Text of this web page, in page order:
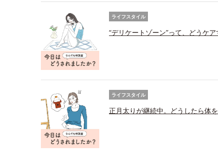
ライフスタイル
“デリケートゾーン”って、どうケ
ライフスタイル
正月太りが継続中。どうしたら体